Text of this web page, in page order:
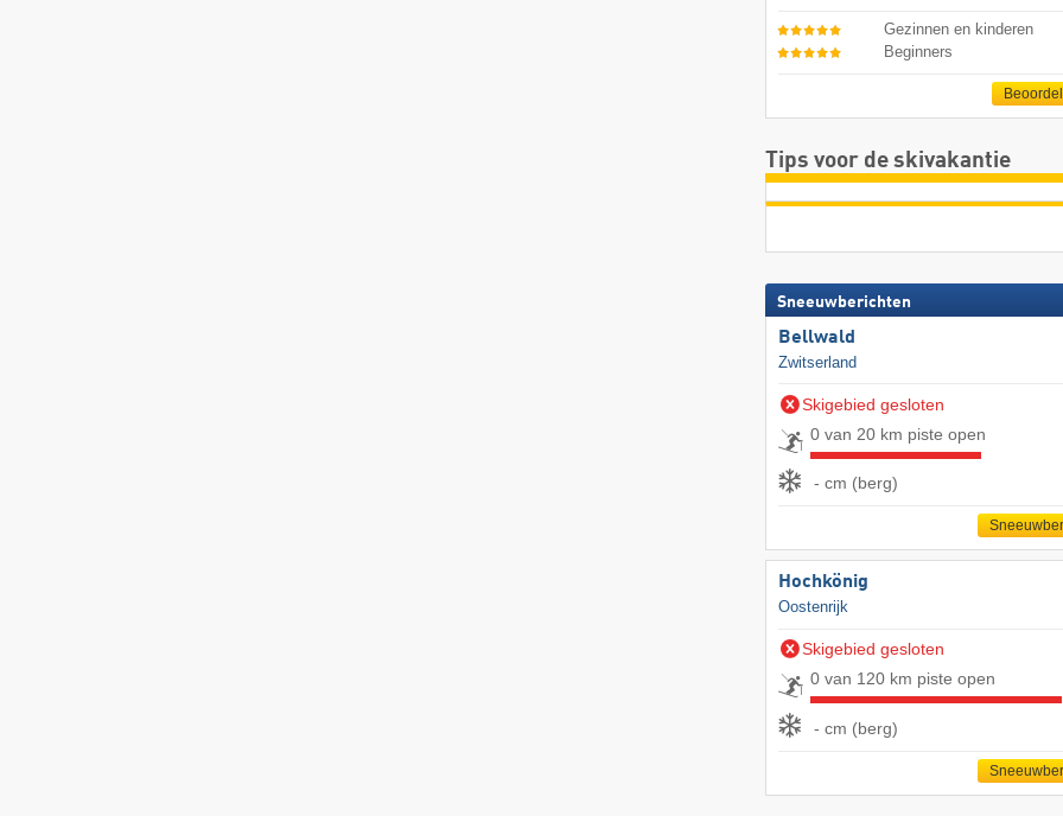
Gezinnen en kinderen
Beginners
Tips voor de skivakantie
Sneeuwberichten
Bellwald
Zwitserland
Skigebied gesloten
0 van 20 km piste open
- cm (berg)
Hochkönig
Oostenrijk
Skigebied gesloten
0 van 120 km piste open
- cm (berg)